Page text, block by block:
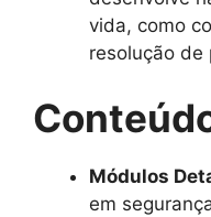
vida, como
resolução de
Módulos
em